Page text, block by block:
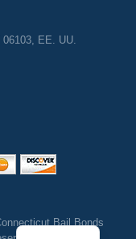
EE. UU.
Bail Bonds
English